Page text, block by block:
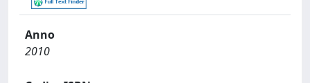
Anno
2010